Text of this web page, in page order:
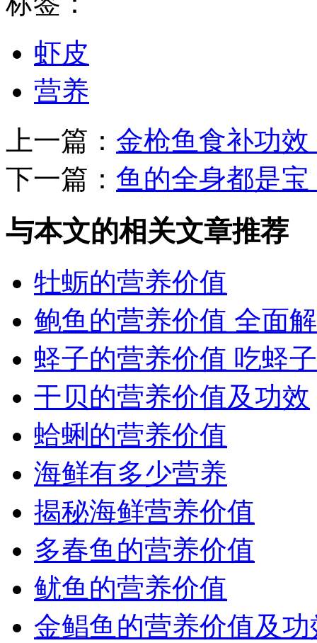
虾皮
营养
上一篇： 金枪鱼食补功
下一篇： 鱼的全身都是
与本文的相关文章推荐
牡蛎的营养价值
鲍鱼的营养价值 全面
蛏子的营养价值 吃蛏
干贝的营养价值及功效
蛤蜊的营养价值
海鲜有多少营养
揭秘海鲜营养价值
多春鱼的营养价值
鱿鱼的营养价值
金鲳鱼的营养价值及功